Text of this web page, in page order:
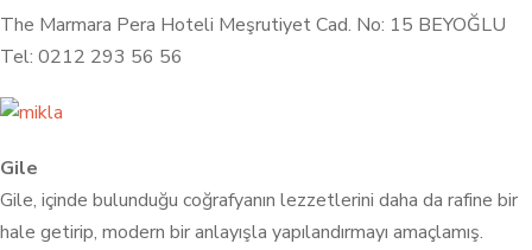
The Marmara Pera Hoteli Meşrutiyet Cad. No: 15 BEYOĞLU
Tel: 0212 293 56 56
Gile
Gile, içinde bulunduğu coğrafyanın lezzetlerini daha da rafine bir
hale getirip, modern bir anlayışla yapılandırmayı amaçlamış.